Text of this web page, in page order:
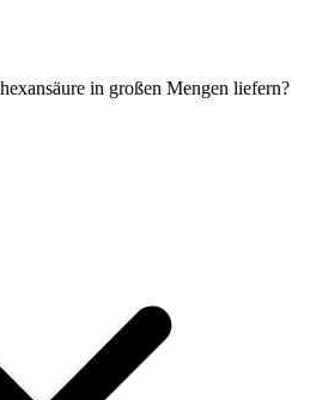
in großen Mengen liefern?